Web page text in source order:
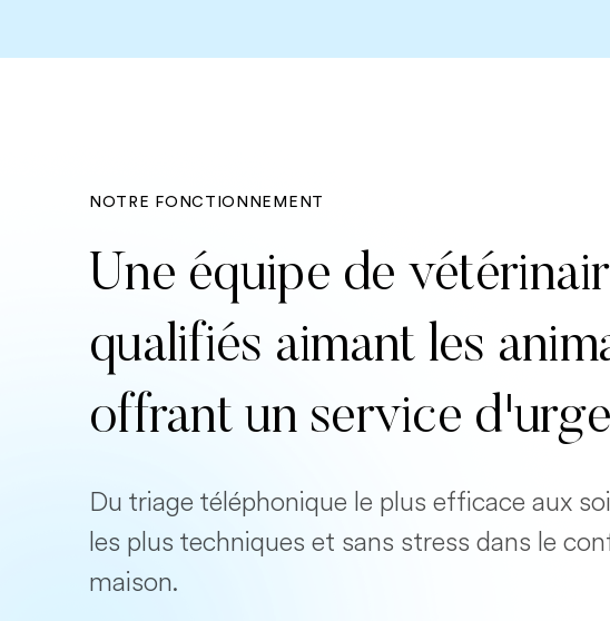
NOTRE FONCTIONNEMENT
Une équipe de
qualifiés aimant les
offrant un service
Du triage téléphonique le plus efficace aux
les plus techniques et sans stress dans le
maison.